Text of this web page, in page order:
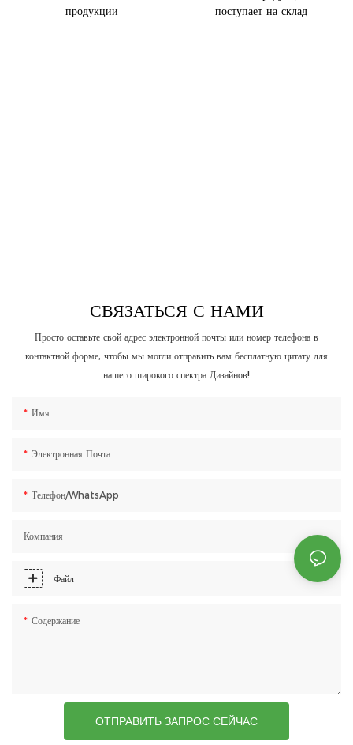
продукции
поступает на склад
СВЯЗАТЬСЯ С НАМИ
Просто оставьте свой адрес электронной почты или номер телефона в
контактной форме, чтобы мы могли отправить вам бесплатную цитату для
нашего широкого спектра Дизайнов!
Имя
Электронная Почта
Телефон/WhatsApp
Компания
Файл
Содержание
ОТПРАВИТЬ ЗАПРОС СЕЙЧАС